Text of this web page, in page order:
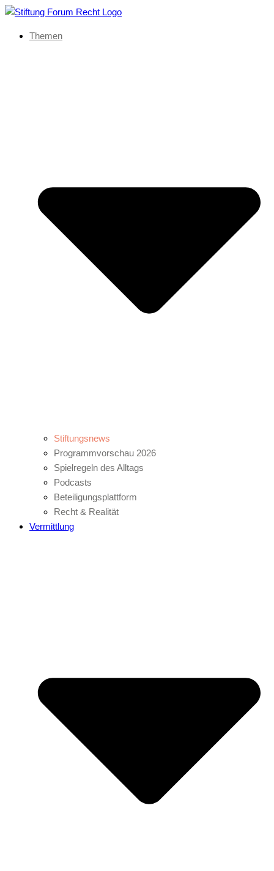
Themen
Stiftungsnews
Programmvorschau 2026
Spielregeln des Alltags
Podcasts
Beteiligungsplattform
Recht & Realität
Vermittlung